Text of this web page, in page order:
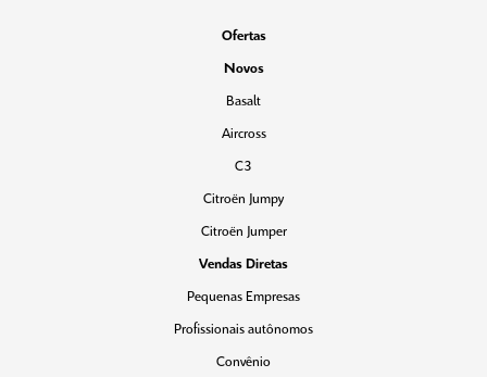
Ofertas
Novos
Basalt
Aircross
C3
Citroën Jumpy
Citroën Jumper
Vendas Diretas
Pequenas Empresas
Profissionais autônomos
Convênio